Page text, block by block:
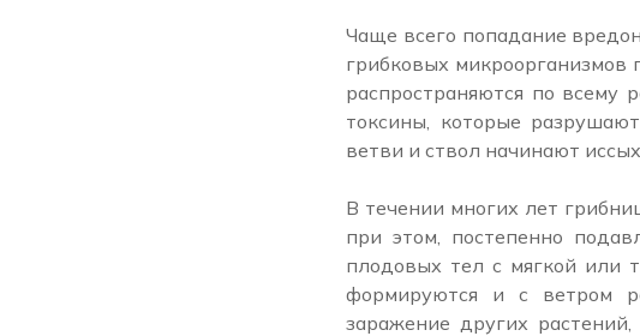
Чаще всего попадание
грибковых микроорганизмов
распространяются по всему
токсины, которые
ветви и ствол начинают
В течении многих лет
при этом, постепенно
плодовых тел с мягкой или
формируются и с ветром
заражение других